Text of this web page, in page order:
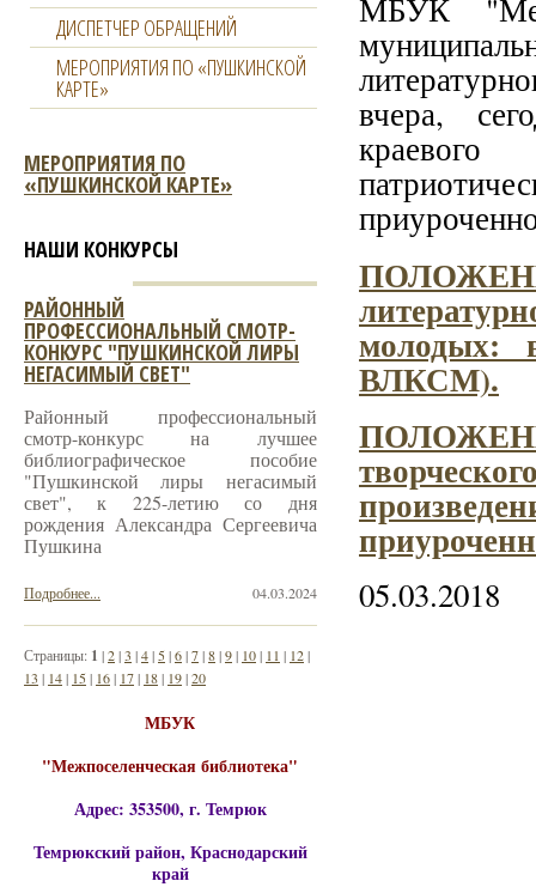
МБУК
вчера,
молодых:
ВЛКСМ).
05.03.2018
ДИСПЕТЧЕР ОБРАЩЕНИЙ
МЕРОПРИЯТИЯ ПО «ПУШКИНСКОЙ
КАРТЕ»
МЕРОПРИЯТИЯ ПО
«ПУШКИНСКОЙ КАРТЕ»
НАШИ КОНКУРСЫ
РАЙОННЫЙ
ПРОФЕССИОНАЛЬНЫЙ СМОТР-
КОНКУРС "ПУШКИНСКОЙ ЛИРЫ
НЕГАСИМЫЙ СВЕТ"
Районный профессиональный
смотр-конкурс на лучшее
библиографическое пособие
"Пушкинской лиры негасимый
свет", к 225-летию со дня
рождения Александра Сергеевича
Пушкина
04.03.2024
Подробнее...
Страницы: 1 |2|3 |4| 5|6|7|8|9| 10| 11 | 12|
13 | 14| 15| 16| 17| 18| 19|20
МБУК
"Межпоселенческая библиотека"
Адрес: 353500, г. Темрюк
Темрюкский район, Краснодарский
край